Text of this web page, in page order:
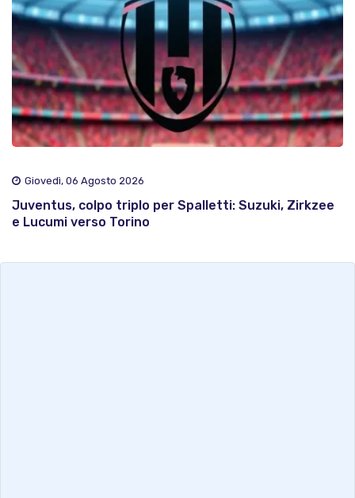
Giovedì, 06 Agosto 2026
Juventus, colpo triplo per Spalletti: Suzuki, Zirkzee
e Lucumi verso Torino